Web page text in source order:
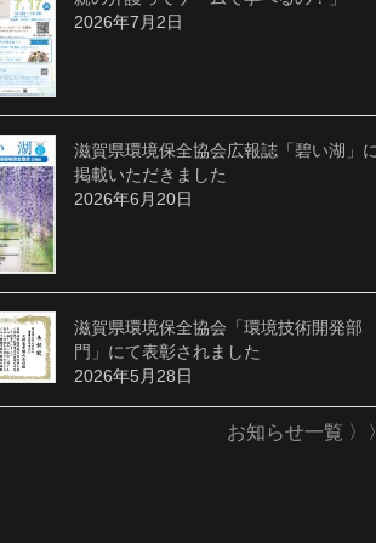
2026年7月2日
滋賀県環境保全協会広報誌「碧い湖」
掲載いただきました
2026年6月20日
滋賀県環境保全協会「環境技術開発部
門」にて表彰されました
2026年5月28日
お知らせ一覧 〉